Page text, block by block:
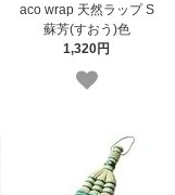
aco wrap 天然ラップ S
蘇芳(すおう)色
1,320円